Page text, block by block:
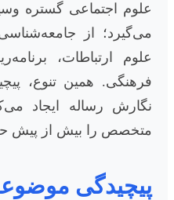
علوم اجتماعی گستره
می‌گیرد؛ از
علوم ارتباطات،
فرهنگی. همین تنوع،
نگارش رساله ایجاد
متخصص را بیش از پیش
پیچیدگی